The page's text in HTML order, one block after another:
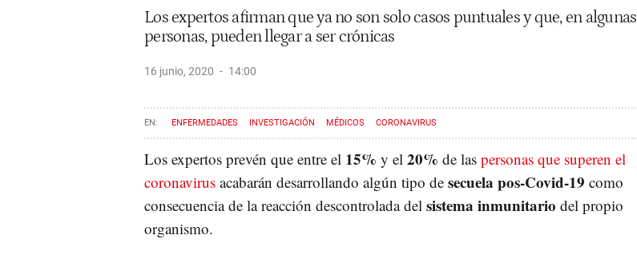
Los expertos afirman que ya no son solo casos puntuales y que, en algunas
personas, pueden llegar a ser crónicas
16 junio, 2020 14:00
ENFERMEDADES INVESTIGACIÓN MÉDICOS CORONAVIRUS
Los expertos prevén que entre el 15% y el 20% de las personas que superen el
coronavirus acabarán desarrollando algún tipo de secuela pos-Covid-19 como
consecuencia de la reacción descontrolada del sistema inmunitario del propio
organismo.